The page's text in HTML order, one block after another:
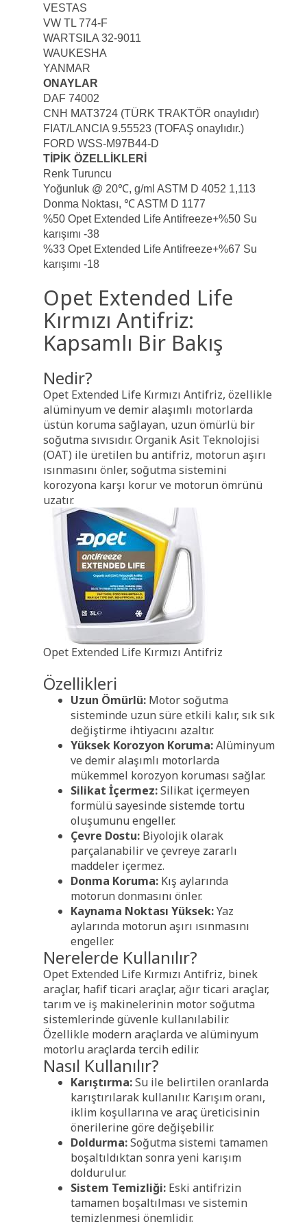
VESTAS
VW TL 774-F
WARTSILA 32-9011
WAUKESHA
YANMAR
ONAYLAR
DAF 74002
CNH MAT3724 (TÜRK TRAKTÖR onaylıdır)
FIAT/LANCIA 9.55523 (TOFAŞ onaylıdır.)
FORD WSS-M97B44-D
TİPİK ÖZELLİKLERİ
Renk Turuncu
Yoğunluk @ 20℃, g/ml ASTM D 4052 1,113
Donma Noktası, ℃ ASTM D 1177
%50 Opet Extended Life Antifreeze+%50 Su
karışımı -38
%33 Opet Extended Life Antifreeze+%67 Su
karışımı -18
Opet Extended Life
Kırmızı Antifriz:
Kapsamlı Bir Bakış
Nedir?
Opet Extended Life Kırmızı Antifriz, özellikle
alüminyum ve demir alaşımlı motorlarda
üstün koruma sağlayan, uzun ömürlü bir
soğutma sıvısıdır. Organik Asit Teknolojisi
(OAT) ile üretilen bu antifriz, motorun aşırı
ısınmasını önler, soğutma sistemini
korozyona karşı korur ve motorun ömrünü
uzatır.
Opet Extended Life Kırmızı Antifriz
Özellikleri
Uzun Ömürlü: Motor soğutma
sisteminde uzun süre etkili kalır, sık sık
değiştirme ihtiyacını azaltır.
Yüksek Korozyon Koruma:Alüminyum
ve demir alaşımlı motorlarda
mükemmel korozyon koruması sağlar.
Silikat İçermez:Silikat içermeyen
formülü sayesinde sistemde tortu
oluşumunu engeller.
Çevre Dostu: Biyolojik olarak
parçalanabilir ve çevreye zararlı
maddeler içermez.
Donma Koruma: Kış aylarında
motorun donmasını önler.
Kaynama Noktası Yüksek:Yaz
aylarında motorun aşırı ısınmasını
engeller.
Nerelerde Kullanılır?
Opet Extended Life Kırmızı Antifriz, binek
araçlar, hafif ticari araçlar, ağır ticari araçlar,
tarım ve iş makinelerinin motor soğutma
sistemlerinde güvenle kullanılabilir.
Özellikle modern araçlarda ve alüminyum
motorlu araçlarda tercih edilir.
Nasıl Kullanılır?
Karıştırma:Su ile belirtilen oranlarda
karıştırılarak kullanılır. Karışım oranı,
iklim koşullarına ve araç üreticisinin
önerilerine göre değişebilir.
Doldurma:Soğutma sistemi tamamen
boşaltıldıktan sonra yeni karışım
doldurulur.
Sistem Temizliği: Eski antifrizin
tamamen boşaltılması ve sistemin
temizlenmesi önemlidir.